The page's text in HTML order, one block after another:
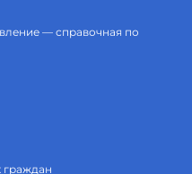
— справочная по
граждан